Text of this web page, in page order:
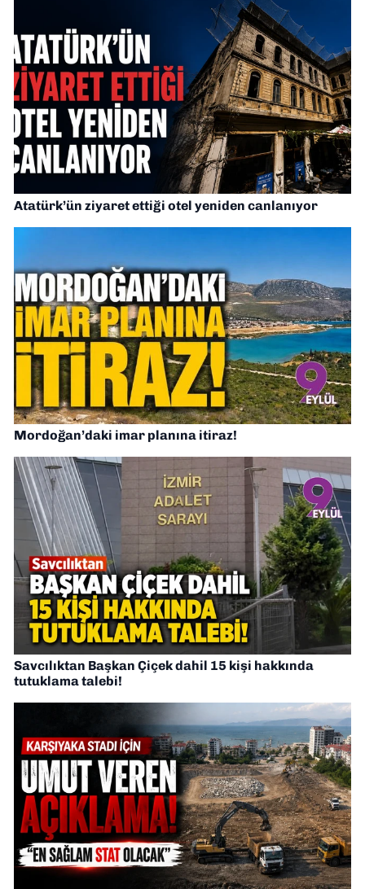
Atatürk’ün ziyaret ettiği otel yeniden canlanıyor
Mordoğan’daki imar planına itiraz!
Savcılıktan Başkan Çiçek dahil 15 kişi hakkında
tutuklama talebi!